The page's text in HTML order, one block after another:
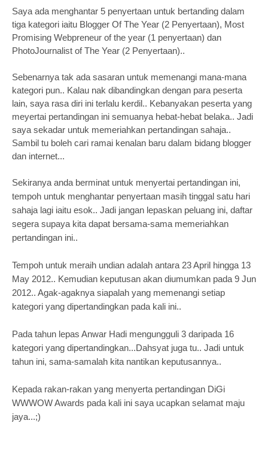
Saya ada menghantar 5 penyertaan untuk bertanding dalam
tiga kategori iaitu Blogger Of The Year (2 Penyertaan), Most
Promising Webpreneur of the year (1 penyertaan) dan
PhotoJournalist of The Year (2 Penyertaan)..
Sebenarnya tak ada sasaran untuk memenangi mana-mana
kategori pun.. Kalau nak dibandingkan dengan para peserta
lain, saya rasa diri ini terlalu kerdil.. Kebanyakan peserta yang
meyertai pertandingan ini semuanya hebat-hebat belaka.. Jadi
saya sekadar untuk memeriahkan pertandingan sahaja..
Sambil tu boleh cari ramai kenalan baru dalam bidang blogger
dan internet...
Sekiranya anda berminat untuk menyertai pertandingan ini,
tempoh untuk menghantar penyertaan masih tinggal satu hari
sahaja lagi iaitu esok.. Jadi jangan lepaskan peluang ini, daftar
segera supaya kita dapat bersama-sama memeriahkan
pertandingan ini..
Tempoh untuk meraih undian adalah antara 23 April hingga 13
May 2012.. Kemudian keputusan akan diumumkan pada 9 Jun
2012.. Agak-agaknya siapalah yang memenangi setiap
kategori yang dipertandingkan pada kali ini..
Pada tahun lepas Anwar Hadi mengungguli 3 daripada 16
kategori yang dipertandingkan...Dahsyat juga tu.. Jadi untuk
tahun ini, sama-samalah kita nantikan keputusannya..
Kepada rakan-rakan yang menyerta pertandingan DiGi
WWWOW Awards pada kali ini saya ucapkan selamat maju
jaya...;)